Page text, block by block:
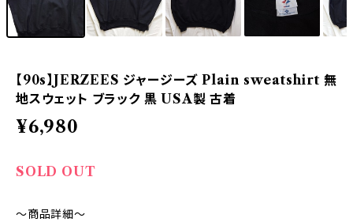
【90s】JERZEES ジャージーズ Plain sweatshirt 無
地スウェット ブラック 黒 USA製 古着
¥6,980
SOLD OUT
～商品詳細～